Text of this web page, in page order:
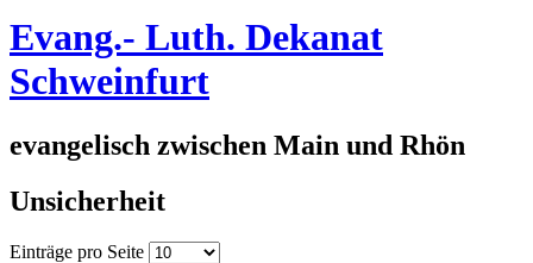
Evang.- Luth. Dekanat
Schweinfurt
evangelisch zwischen Main und Rhön
Unsicherheit
Einträge pro Seite